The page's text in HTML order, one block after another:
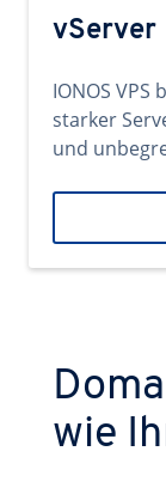
vServer
IONOS
starker
und
wie